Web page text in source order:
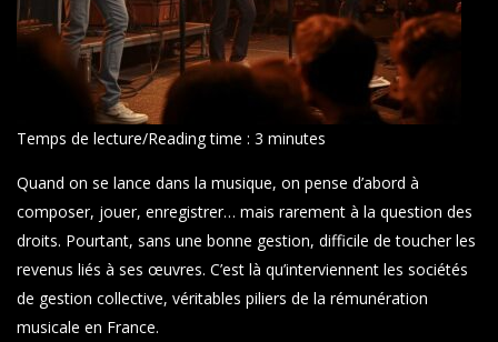
Temps de lecture/Reading time : 3 minutes
Quand on se lance dans la musique, on pense d’abord à
composer, jouer, enregistrer… mais rarement à la question des
droits. Pourtant, sans une bonne gestion, difficile de toucher les
revenus liés à ses œuvres. C’est là qu’interviennent les sociétés
de gestion collective, véritables piliers de la rémunération
musicale en France.